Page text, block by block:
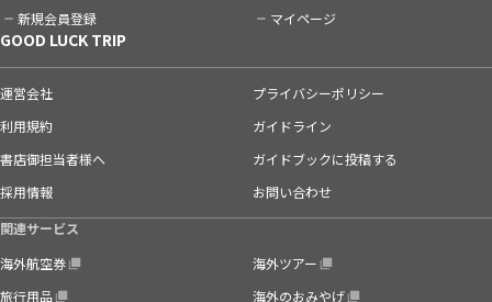
新規会員登録 マイページ
GOOD LUCK TRIP
運営会社
プライバシーポリシー
利用規約
ガイドライン
書店御担当者様へ
ガイドブックに投稿する
採用情報
お問い合わせ
関連サービス
海外航空券
海外ツアー
旅行用品
海外のおみやげ